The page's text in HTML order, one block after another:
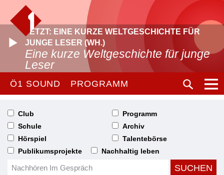
JETZT: EINE KURZE WELTGESCHICHTE FÜR
JUNGE LESER (WH.)
Eine kurze Weltgeschichte für junge
Leser
Ö1 SOUND PROGRAMM
Club
Programm
Schule
Archiv
Hörspiel
Talentebörse
Publikumsprojekte
Nachhaltig leben